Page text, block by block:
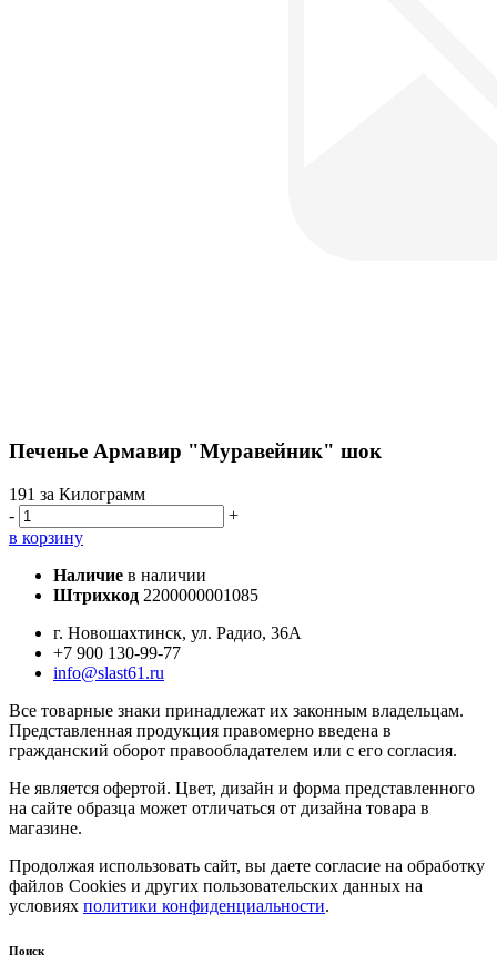
Печенье Армавир "Муравейник" шок
191 за Килограмм
-
+
в корзину
Наличие в наличии
Штрихкод 2200000001085
г. Новошахтинск, ул. Радио, 36А
+7 900 130-99-77
info@slast61.ru
Все товарные знаки принадлежат их законным владельцам.
Представленная продукция правомерно введена в
гражданский оборот правообладателем или с его согласия.
Не является офертой. Цвет, дизайн и форма представленного
на сайте образца может отличаться от дизайна товара в
магазине.
Продолжая использовать сайт, вы даете согласие на обработку
файлов Cookies и других пользовательских данных на
условиях политики конфиденциальности.
Поиск